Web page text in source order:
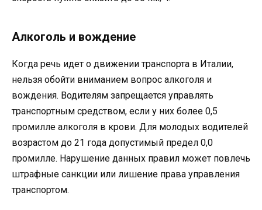
Алкоголь и вождение
Когда речь идет о движении транспорта в Италии,
нельзя обойти вниманием вопрос алкоголя и
вождения. Водителям запрещается управлять
транспортным средством, если у них более 0,5
промилле алкоголя в крови. Для молодых водителей
возрастом до 21 года допустимый предел 0,0
промилле. Нарушение данных правил может повлечь
штрафные санкции или лишение права управления
транспортом.